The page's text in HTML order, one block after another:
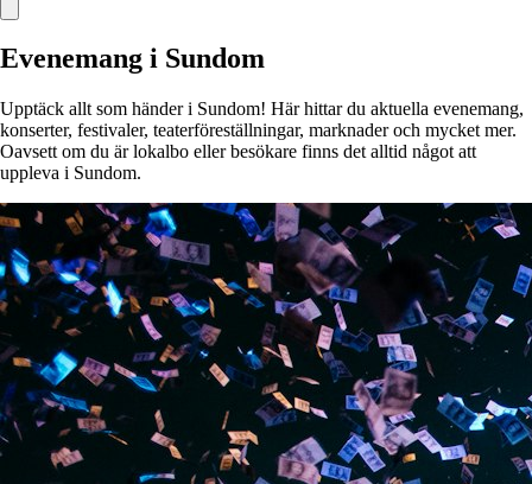
Evenemang i Sundom
Upptäck allt som händer i Sundom! Här hittar du aktuella evenemang,
konserter, festivaler, teaterföreställningar, marknader och mycket mer.
Oavsett om du är lokalbo eller besökare finns det alltid något att
uppleva i Sundom.